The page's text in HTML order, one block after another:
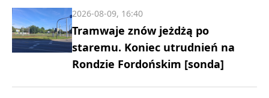
Tramwaje znów jeżdżą po
staremu. Koniec utrudnień na
Rondzie Fordońskim [sonda]
2026-08-09, 16:40